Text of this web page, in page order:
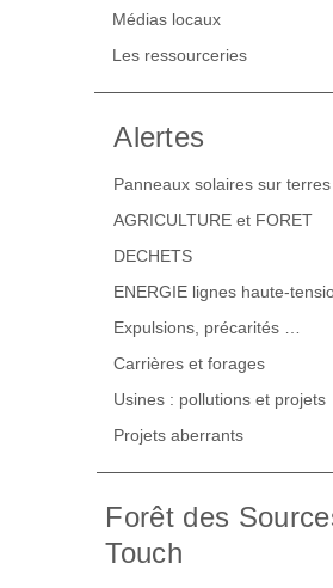
Médias locaux
Les ressourceries
Alertes
Panneaux solaires sur
AGRICULTURE et FORET
DECHETS
ENERGIE lignes haute-
Expulsions, précarités …
Carrières et forages
Usines : pollutions et projets
Projets aberrants
Forêt des
Touch